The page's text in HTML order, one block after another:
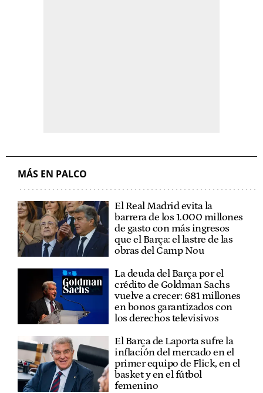
MÁS EN PALCO
El Real Madrid evita la
barrera de los 1.000 millones
de gasto con más ingresos
que el Barça: el lastre de las
obras del Camp Nou
La deuda del Barça por el
crédito de Goldman Sachs
vuelve a crecer: 681 millones
en bonos garantizados con
los derechos televisivos
El Barça de Laporta sufre la
inflación del mercado en el
primer equipo de Flick, en el
basket y en el fútbol
femenino